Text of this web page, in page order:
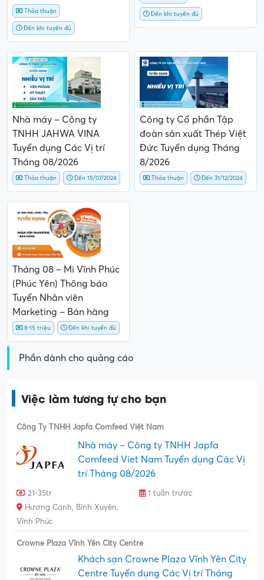
Thỏa thuận
Đến khi tuyển đủ
Đến khi tuyển đủ
Nhà máy – Công ty
TNHH JAHWA VINA
Tuyển dụng Các Vị trí
Tháng 08/2026
Thỏa thuận Đến 15/07/2024
Công ty Cổ phần Tập
đoàn sản xuất Thép Việt
Đức Tuyển dụng Tháng
8/2026
Thỏa thuận Đến 31/12/2024
Tháng 08 – Mi Vĩnh Phúc
(Phúc Yên) Thông báo
Tuyển Nhân viên
Marketing – Bán hàng
8-15 triệu Đến khi tuyển đủ
Phần dành cho quảng cáo
Việc làm tương tự cho bạn
Công Ty TNHH Japfa Comfeed Việt Nam
Nhà máy – Công ty TNHH Japfa
Comfeed Viet Nam Tuyển dụng Các Vị
trí Tháng 08/2026
21-35tr
1 tuần trước
Hương Canh, Bình Xuyên,
Vĩnh Phúc
Crowne Plaza Vĩnh Yên City Centre
Khách sạn Crowne Plaza Vĩnh Yên City
Centre Tuyển dụng Các Vị trí Tháng